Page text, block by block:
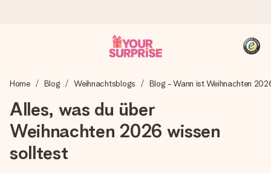
Wir bereiten dein Geschenk sorgfältig vor und schicken es
überreichen kannst, wenn es am meisten zählt.
4,8 (basierend auf +15.000 Bewertungen)
Home Blog Weihnachtsblogs Blog - Wann ist Weihnachten
Alles, was du über
Weihnachten 2026 wissen
solltest